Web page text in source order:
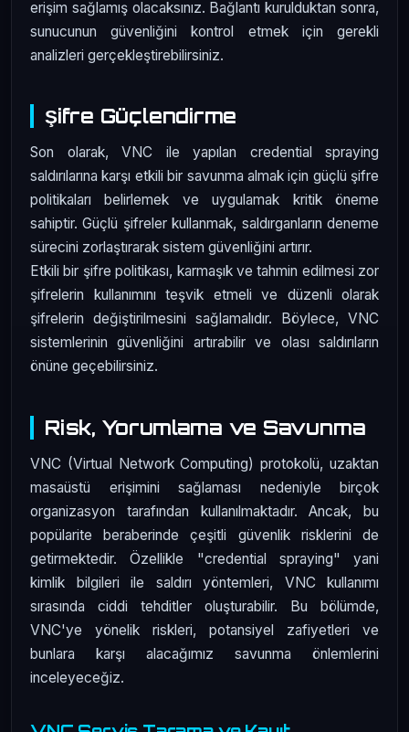
erişim sağlamış olacaksınız. Bağlantı kurulduktan sonra,
sunucunun güvenliğini kontrol etmek için gerekli
analizleri gerçekleştirebilirsiniz.
Şifre Güçlendirme
Son olarak, VNC ile yapılan credential spraying
saldırılarına karşı etkili bir savunma almak için güçlü şifre
politikaları belirlemek ve uygulamak kritik öneme
sahiptir. Güçlü şifreler kullanmak, saldırganların deneme
sürecini zorlaştırarak sistem güvenliğini artırır.
Etkili bir şifre politikası, karmaşık ve tahmin edilmesi zor
şifrelerin kullanımını teşvik etmeli ve düzenli olarak
şifrelerin değiştirilmesini sağlamalıdır. Böylece, VNC
sistemlerinin güvenliğini artırabilir ve olası saldırıların
önüne geçebilirsiniz.
Risk, Yorumlama ve Savunma
VNC (Virtual Network Computing) protokolü, uzaktan
masaüstü erişimini sağlaması nedeniyle birçok
organizasyon tarafından kullanılmaktadır. Ancak, bu
popülarite beraberinde çeşitli güvenlik risklerini de
getirmektedir. Özellikle "credential spraying" yani
kimlik bilgileri ile saldırı yöntemleri, VNC kullanımı
sırasında ciddi tehditler oluşturabilir. Bu bölümde,
VNC'ye yönelik riskleri, potansiyel zafiyetleri ve
bunlara karşı alacağımız savunma önlemlerini
inceleyeceğiz.